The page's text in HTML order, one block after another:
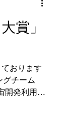
賞」
おります
グチーム
開発利用大